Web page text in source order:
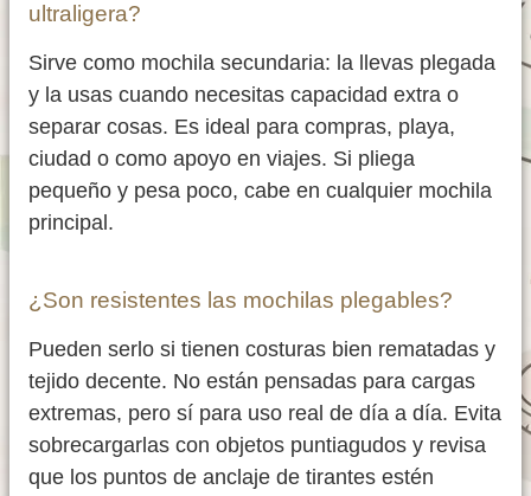
ultraligera?
Sirve como mochila secundaria: la llevas plegada
y la usas cuando necesitas capacidad extra o
separar cosas. Es ideal para compras, playa,
ciudad o como apoyo en viajes. Si pliega
pequeño y pesa poco, cabe en cualquier mochila
principal.
¿Son resistentes las mochilas plegables?
Pueden serlo si tienen costuras bien rematadas y
tejido decente. No están pensadas para cargas
extremas, pero sí para uso real de día a día. Evita
sobrecargarlas con objetos puntiagudos y revisa
que los puntos de anclaje de tirantes estén